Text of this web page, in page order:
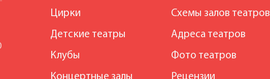
Цирки
Детские театры
Клубы
Концертные залы
Схемы залов театров
Адреса театров
Фото театров
Рецензии